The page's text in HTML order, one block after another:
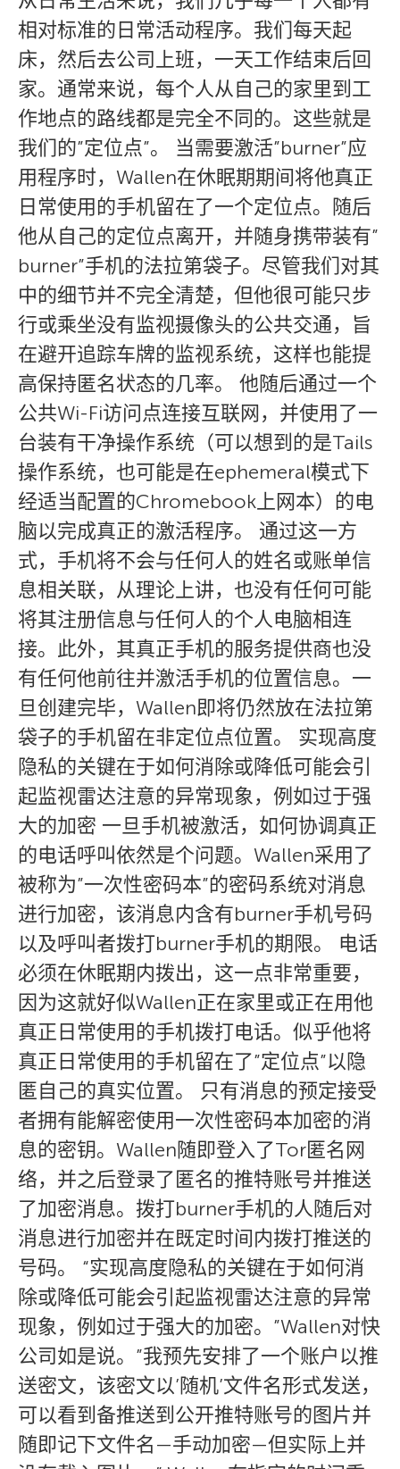
相对标准的日常活动程序。我们每天起
床，然后去公司上班，一天工作结束后回
家。通常来说，每个人从自己的家里到工
作地点的路线都是完全不同的。这些就是
我们的”定位点”。 当需要激活”burner”应
用程序时，Wallen在休眠期期间将他真正
日常使用的手机留在了一个定位点。随后
他从自己的定位点离开，并随身携带装有”
burner”手机的法拉第袋子。尽管我们对其
中的细节并不完全清楚，但他很可能只步
行或乘坐没有监视摄像头的公共交通，旨
在避开追踪车牌的监视系统，这样也能提
高保持匿名状态的几率。 他随后通过一个
公共Wi-Fi访问点连接互联网，并使用了一
台装有干净操作系统（可以想到的是Tails
操作系统，也可能是在ephemeral模式下
经适当配置的Chromebook上网本）的电
脑以完成真正的激活程序。 通过这一方
式，手机将不会与任何人的姓名或账单信
息相关联，从理论上讲，也没有任何可能
将其注册信息与任何人的个人电脑相连
接。此外，其真正手机的服务提供商也没
有任何他前往并激活手机的位置信息。一
旦创建完毕，Wallen即将仍然放在法拉第
袋子的手机留在非定位点位置。 实现高度
隐私的关键在于如何消除或降低可能会引
起监视雷达注意的异常现象，例如过于强
大的加密 一旦手机被激活，如何协调真正
的电话呼叫依然是个问题。Wallen采用了
被称为”一次性密码本”的密码系统对消息
进行加密，该消息内含有burner手机号码
以及呼叫者拨打burner手机的期限。 电话
必须在休眠期内拨出，这一点非常重要，
因为这就好似Wallen正在家里或正在用他
真正日常使用的手机拨打电话。似乎他将
真正日常使用的手机留在了”定位点”以隐
匿自己的真实位置。 只有消息的预定接受
者拥有能解密使用一次性密码本加密的消
息的密钥。Wallen随即登入了Tor匿名网
络，并之后登录了匿名的推特账号并推送
了加密消息。拨打burner手机的人随后对
消息进行加密并在既定时间内拨打推送的
号码。 “实现高度隐私的关键在于如何消
除或降低可能会引起监视雷达注意的异常
现象，例如过于强大的加密。”Wallen对快
公司如是说。”我预先安排了一个账户以推
送密文，该密文以’随机’文件名形式发送，
可以看到备推送到公开推特账号的图片并
随即记下文件名—手动加密—但实际上并